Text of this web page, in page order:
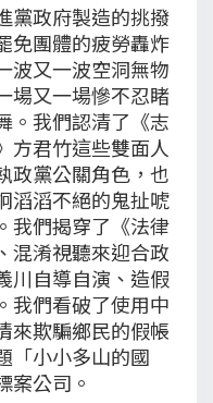
黨政府製造的挑撥
免團體的疲勞轟炸
波又一波空洞無物
場又一場慘不忍睹
。我們認清了《志
方君竹這些雙面人
政黨公關角色，也
滔滔不絕的鬼扯唬
我們揭穿了《法律
混淆視聽來迎合政
川自導自演、造假
我們看破了使用中
來欺騙鄉民的假帳
「小小多山的國
案公司。